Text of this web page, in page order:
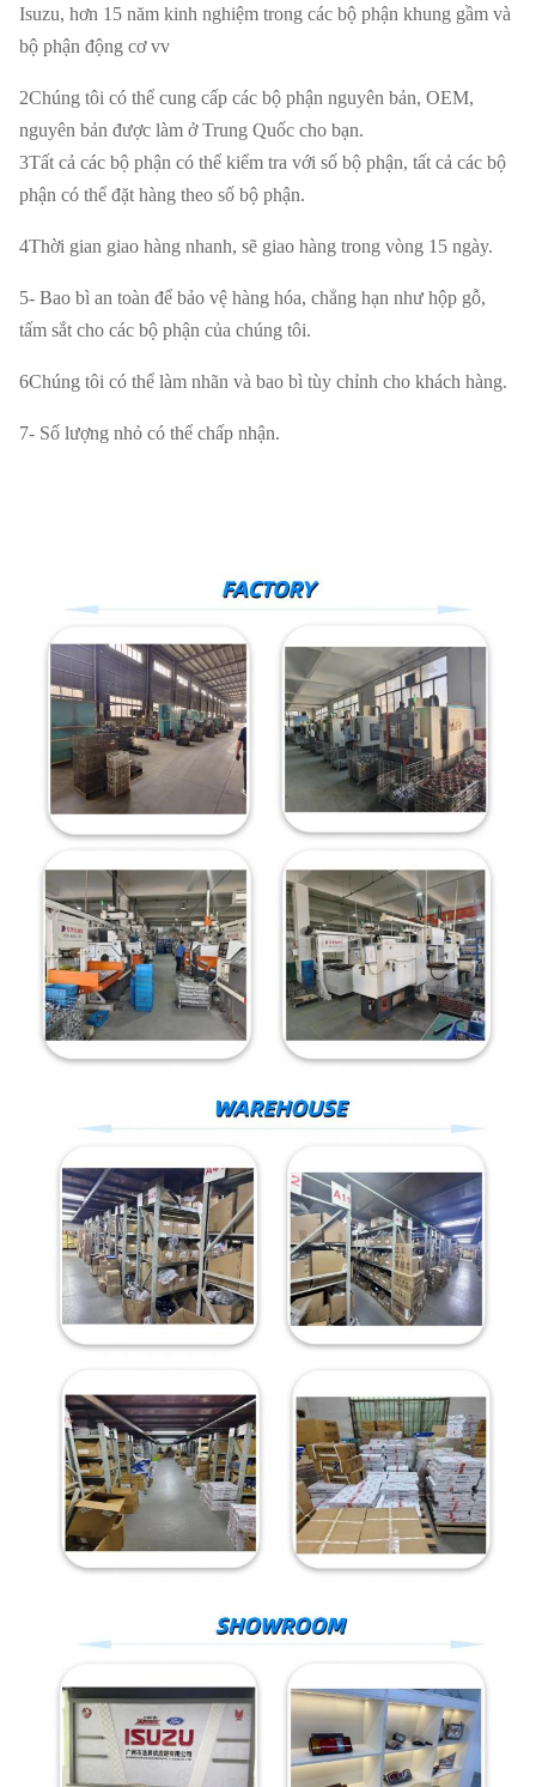
nhiều, giá càng thấp
Bao bì
Vỏ gỗ/Bản tùy chỉnh cho nhu cầu của
khách hàng/ Bao bì nhựa
Ngày giao
hàng
25 ngày Sau khi nhận được tiền đặt cọc
Đảm bảo
Isuzu, hơn 15 năm kinh nghiệm trong các bộ phận khung gầm và
bộ phận động cơ vv
2Chúng tôi có thể cung cấp các bộ phận nguyên bản, OEM,
nguyên bản được làm ở Trung Quốc cho bạn.
3Tất cả các bộ phận có thể kiểm tra với số bộ phận, tất cả các bộ
phận có thể đặt hàng theo số bộ phận.
4Thời gian giao hàng nhanh, sẽ giao hàng trong vòng 15 ngày.
5- Bao bì an toàn để bảo vệ hàng hóa, chẳng hạn như hộp gỗ,
tấm sắt cho các bộ phận của chúng tôi.
6Chúng tôi có thể làm nhãn và bao bì tùy chỉnh cho khách hàng.
7- Số lượng nhỏ có thể chấp nhận.